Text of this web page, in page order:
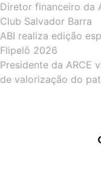
Diretor financeiro da
Club Salvador Barra
ABI realiza edição
Flipelô 2026
Presidente da ARCE
de valorização do